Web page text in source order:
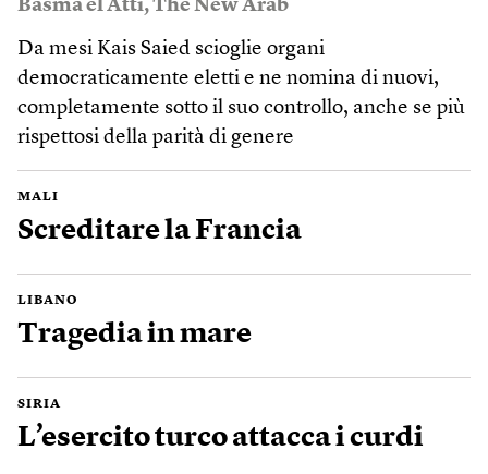
Basma el Atti,The New Arab
Da mesi Kais Saied scioglie organi
democraticamente eletti e ne nomina di nuovi,
completamente sotto il suo controllo, anche se più
rispettosi della parità di genere
MALI
Screditare la Francia
LIBANO
Tragedia in mare
SIRIA
L’esercito turco attacca i curdi